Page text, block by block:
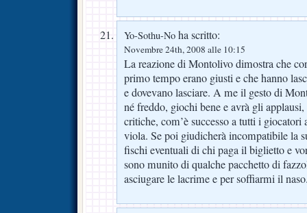
Yo-Sothu-No ha scritto:
Novembre 24th, 2008 alle 10:15
La reazione di Montolivo dimostra che
primo tempo erano giusti e che hanno
e dovevano lasciare. A me il gesto di
né freddo, giochi bene e avrà gli
critiche, com’è successo a tutti i giocatori
viola. Se poi giudicherà incompatibile la
fischi eventuali di chi paga il biglietto e
sono munito di qualche pacchetto di
asciugare le lacrime e per soffiarmi il